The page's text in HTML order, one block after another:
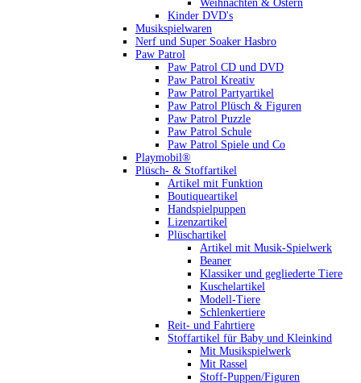
Weihnachten & Ostern
Kinder DVD's
Musikspielwaren
Nerf und Super Soaker Hasbro
Paw Patrol
Paw Patrol CD und DVD
Paw Patrol Kreativ
Paw Patrol Partyartikel
Paw Patrol Plüsch & Figuren
Paw Patrol Puzzle
Paw Patrol Schule
Paw Patrol Spiele und Co
Playmobil®
Plüsch- & Stoffartikel
Artikel mit Funktion
Boutiqueartikel
Handspielpuppen
Lizenzartikel
Plüschartikel
Artikel mit Musik-Spielwerk
Beaner
Klassiker und gegliederte Tiere
Kuschelartikel
Modell-Tiere
Schlenkertiere
Reit- und Fahrtiere
Stoffartikel für Baby und Kleinkind
Mit Musikspielwerk
Mit Rassel
Stoff-Puppen/Figuren